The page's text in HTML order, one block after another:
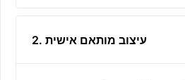
2. עיצוב מותאם אישית